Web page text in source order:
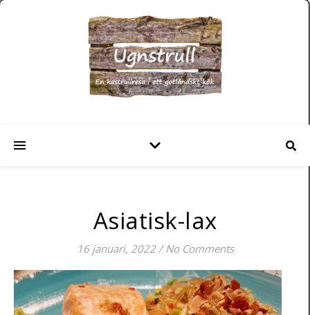
Asiatisk-lax
16 januari, 2022 / No Comments